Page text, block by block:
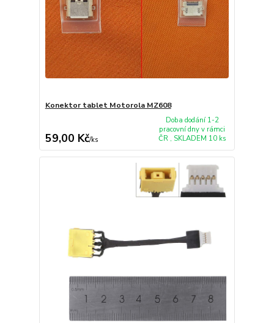
Konektor tablet Motorola MZ608
59,00 Kč/ks
Doba dodání 1-2
pracovní dny v rámci
ČR , SKLADEM 10 ks